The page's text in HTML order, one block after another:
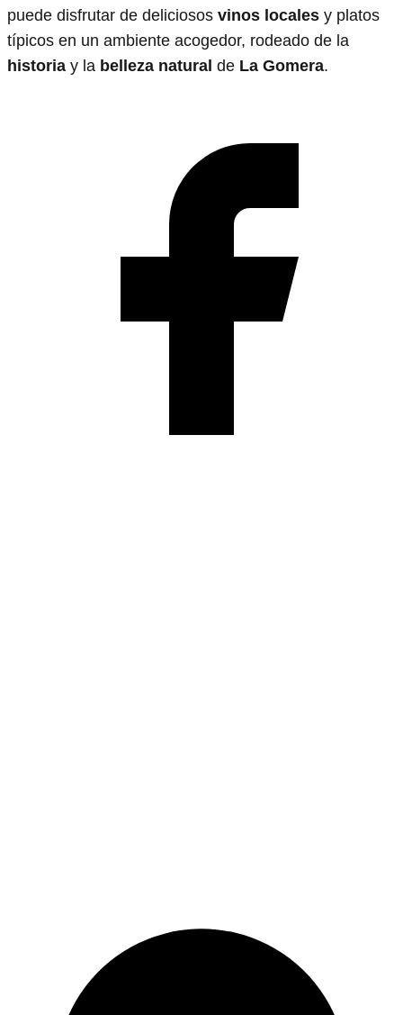
puede disfrutar de deliciosos vinos locales y platos
típicos en un ambiente acogedor, rodeado de la
historia y la belleza natural de La Gomera.